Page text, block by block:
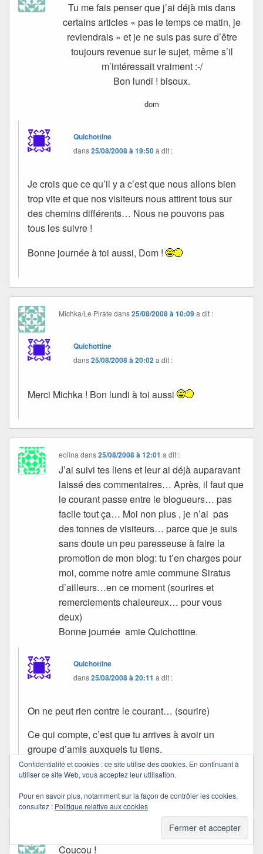
Tu me fais penser que j’ai déjà mis dans
certains articles « pas le temps ce matin, je
reviendrais » et je ne suis pas sure d’être
toujours revenue sur le sujet, même s’il
m’intéressait vraiment :-/
Bon lundi ! bisoux.
dom
Quichottine
dans25/08/2008 à 19:50a dit :
Je crois que ce qu’il y a c’est que nous allons bien
trop vite et que nos visiteurs nous attirent tous sur
des chemins différents… Nous ne pouvons pas
tous les suivre !
Bonne journée à toi aussi, Dom !
Michka/Le Pirate dans25/08/2008 à 10:09 a dit :
Quichottine
dans25/08/2008 à 20:02a dit :
Merci Michka ! Bon lundi à toi aussi
eolina dans25/08/2008 à 12:01 a dit :
J’ai suivi tes liens et leur ai déjà auparavant
laissé des commentaires… Après, il faut que
le courant passe entre le blogueurs… pas
facile tout ça… Moi non plus , je n’ai pas
des tonnes de visiteurs… parce que je suis
sans doute un peu paresseuse à faire la
promotion de mon blog: tu t’en charges pour
moi, comme notre amie commune Siratus
d’ailleurs…en ce moment (sourires et
remerciements chaleureux… pour vous
deux)
Bonne journée amie Quichottine.
Quichottine
dans25/08/2008 à 20:11 a dit :
On ne peut rien contre le courant… (sourire)
Ce qui compte, c’est que tu arrives à avoir un
groupe d’amis auxquels tu tiens.
Bonne journée à toi aussi
a dit :
Coucou !
Confidentialité et cookies : ce site utilise des cookies. En continuant à
utiliser ce site Web, vous acceptez leur utilisation.
Pour en savoir plus, notamment sur la façon de contrôler les cookies,
consultez : Politique relative aux cookies